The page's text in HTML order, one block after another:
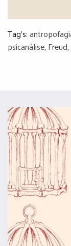
Tag's:
psicanálise, Freud,